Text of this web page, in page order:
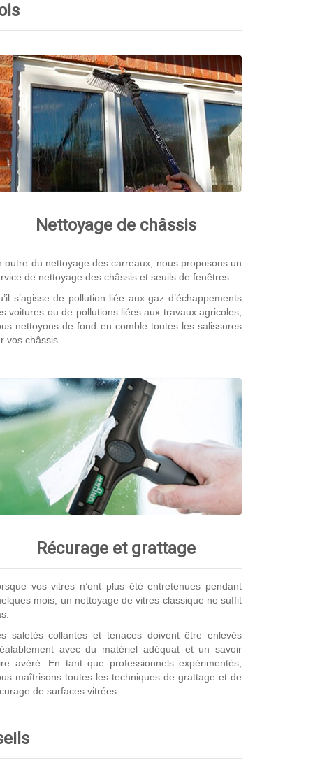
Nettoyage de châssis
outre du nettoyage des carreaux, nous proposons un
de nettoyage des châssis et seuils de fenêtres.
s’agisse de pollution liée aux gaz d’échappements
voitures ou de pollutions liées aux travaux agricoles,
nettoyons de fond en comble toutes les salissures
vos châssis.
Récurage et grattage
vos vitres n’ont plus été entretenues pendant
mois, un nettoyage de vitres classique ne suffit
saletés collantes et tenaces doivent être enlevés
avec du matériel adéquat et un savoir
avéré. En tant que professionnels expérimentés,
maîtrisons toutes les techniques de grattage et de
de surfaces vitrées.